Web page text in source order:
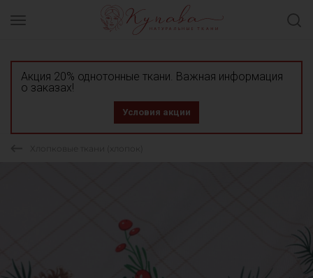
Акция 20% однотонные ткани. Важная информация
о заказах!
Условия акции
Хлопковые ткани (хлопок)